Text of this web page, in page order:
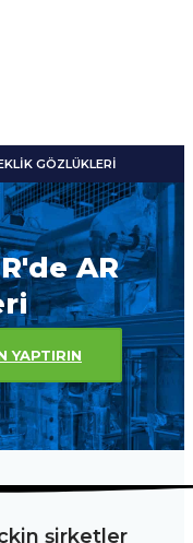
GÖZLÜKLERI
AR
YAPTIRIN
şirketler